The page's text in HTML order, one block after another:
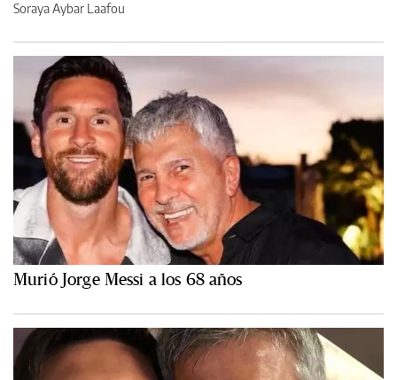
Soraya Aybar Laafou
Murió Jorge Messi a los 68 años